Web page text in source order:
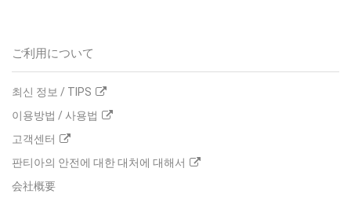
ご利用について
최신 정보 / TIPS
이용방법 / 사용법
고객센터
판티아의 안전에 대한 대처에 대해서
会社概要